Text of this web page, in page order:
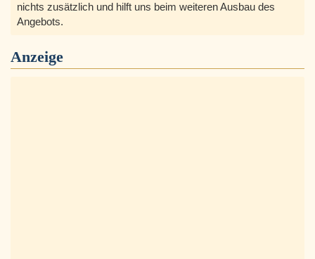
nichts zusätzlich und hilft uns beim weiteren Ausbau des
Angebots.
Anzeige